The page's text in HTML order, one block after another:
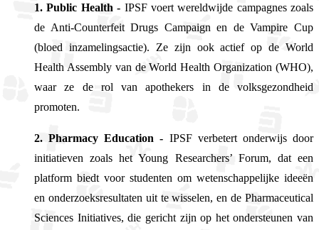
1. Public Health - IPSF voert wereldwijde campagnes zoals
de Anti-Counterfeit Drugs Campaign en de Vampire Cup
(bloed inzamelingsactie). Ze zijn ook actief op de World
Health Assembly van de World Health Organization (WHO),
waar ze de rol van apothekers in de volksgezondheid
promoten.
2. Pharmacy Education - IPSF verbetert onderwijs door
initiatieven zoals het Young Researchers’ Forum, dat een
platform biedt voor studenten om wetenschappelijke ideeën
en onderzoeksresultaten uit te wisselen, en de Pharmaceutical
Sciences Initiatives, die gericht zijn op het ondersteunen van